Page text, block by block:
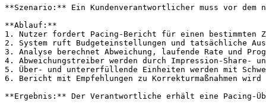
**Szenario:** Ein Kundenverantwortlicher muss vor dem
**Ablauf:**
1. Nutzer fordert Pacing-Bericht für einen bestimmten
2. System ruft Budgeteinstellungen und tatsächliche
3. Analyse berechnet Abweichung, laufende Rate und
4. Abweichungstreiber werden durch Impression-
5. Über- und untererfüllende Einheiten werden mit
6. Bericht mit Empfehlungen zu Korrekturmaßnahmen
**Ergebnis:** Der Verantwortliche erhält eine Pacing-